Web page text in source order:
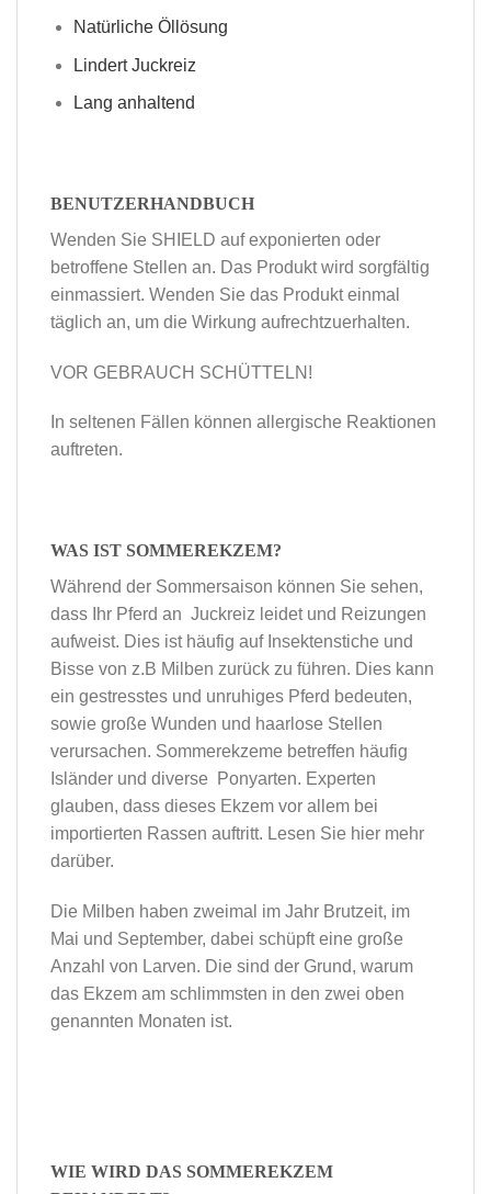
Natürliche Öllösung
Lindert Juckreiz
Lang anhaltend
BENUTZERHANDBUCH
Wenden Sie SHIELD auf exponierten oder
betroffene Stellen an. Das Produkt wird sorgfältig
einmassiert. Wenden Sie das Produkt einmal
täglich an, um die Wirkung aufrechtzuerhalten.
VOR GEBRAUCH SCHÜTTELN!
In seltenen Fällen können allergische Reaktionen
auftreten.
WAS IST SOMMEREKZEM?
Während der Sommersaison können Sie sehen,
dass Ihr Pferd an Juckreiz leidet und Reizungen
aufweist. Dies ist häufig auf Insektenstiche und
Bisse von z.B Milben zurück zu führen. Dies kann
ein gestresstes und unruhiges Pferd bedeuten,
sowie große Wunden und haarlose Stellen
verursachen. Sommerekzeme betreffen häufig
Isländer und diverse Ponyarten. Experten
glauben, dass dieses Ekzem vor allem bei
importierten Rassen auftritt. Lesen Sie hier mehr
darüber.
Die Milben haben zweimal im Jahr Brutzeit, im
Mai und September, dabei schüpft eine große
Anzahl von Larven. Die sind der Grund, warum
das Ekzem am schlimmsten in den zwei oben
genannten Monaten ist.
WIE WIRD DAS SOMMEREKZEM